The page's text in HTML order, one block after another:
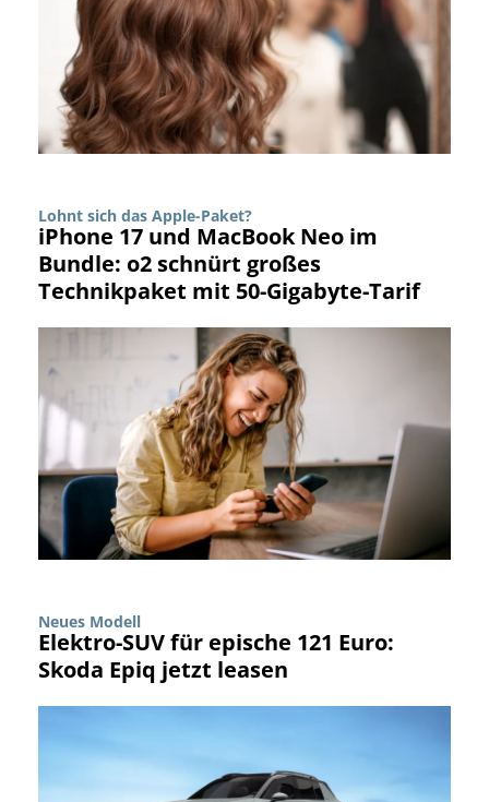
Lohnt sich das Apple-Paket?
iPhone 17 und MacBook Neo im
Bundle: o2 schnürt großes
Technikpaket mit 50-Gigabyte-Tarif
Neues Modell
Elektro-SUV für epische 121 Euro:
Skoda Epiq jetzt leasen